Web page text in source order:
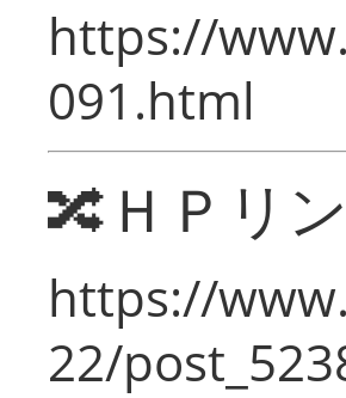
https://
091.html
🔀ＨＰリ
https://
22/